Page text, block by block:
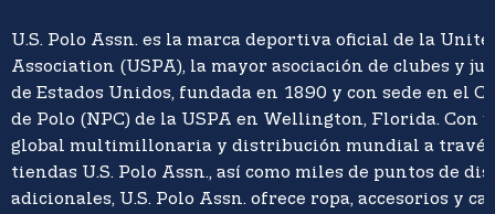
U.S. Polo Assn. es la marca deportiva oficial de la
Association (USPA), la mayor asociación de clubes y
de Estados Unidos, fundada en 1890 y con sede en el
de Polo (NPC) de la USPA en Wellington, Florida. Con
global multimillonaria y distribución mundial a través
tiendas U.S. Polo Assn., así como miles de puntos de
adicionales, U.S. Polo Assn. ofrece ropa, accesorios y